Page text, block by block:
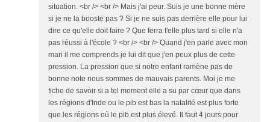
situation. <br /> <br /> Mais j'ai peur. Suis je une bonne mère
si je ne la booste pas ? Si je ne suis pas derrière elle pour lui
dire ce qu'elle doit faire ? Que ferra t'elle plus tard si elle n'a
pas réussi à l'école ? <br /> <br /> Quand j'en parle avec mon
mari il me comprends je lui dit que j'en peux plus de cette
pression. La pression que si notre enfant ramène pas de
bonne note nous sommes de mauvais parents. Moi je me
fiche de savoir si a tel moment elle a su par cœur que dans
les régions d'Inde ou le pib est bas la natalité est plus forte
que les régions où le pib est plus élevé. Il faut 4 jours pour